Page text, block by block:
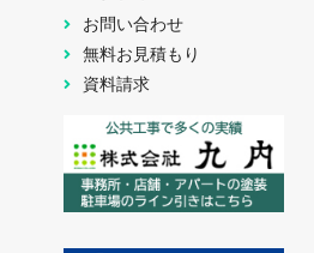
お問い合わせ
無料お見積もり
資料請求